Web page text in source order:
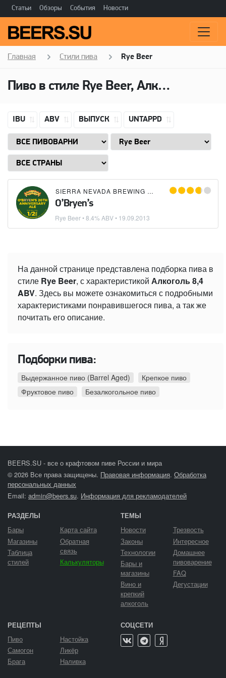
Статьи Обзоры События Новости
Главная Стили пива Rye Beer
Пиво в стиле Rye Beer, Алкоголь: 8,4 ABV
IBU ABV ВЫПУСК UNTAPPD
SIERRA NEVADA BREWING CO.
O’Bryen’s
Rye Beer• 8.4% ABV • 19.09.2013
На данной странице представлена подборка пива в
стиле Rye Beer, с характеристикой Алкоголь 8,4
ABV. Здесь вы можете ознакомиться с подробными
характеристиками понравившегося пива, а так же
почитать его описание.
Подборки пива:
Выдержанное пиво (Barrel Aged)
Крепкое пиво
Фруктовое пиво
Безалкогольное пиво
BEERS.SU - все о крафтовом пиве России и мира
© 2026 Все права защищены. Правовая информация. Обработка
персональных данных
Email: admin@beers.su. Информация для рекламодателей
РАЗДЕЛЫ
Бары
Магазины
Таблица
стилей
Карта сайта
Обратная
связь
Калькуляторы
ТЕМЫ
Новости
Законы
Технологии
Бары и
магазины
Вино и
крепкий
алкоголь
Трезвость
Интересное
Домашнее
пивоварение
FAQ
Дегустации
РЕЦЕПТЫ
Пиво
Самогон
Брага
Настойка
Ликёр
Наливка
СОЦСЕТИ